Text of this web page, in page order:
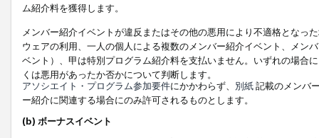
ム紹介料を獲得します。
メンバー紹介イベントが違反またはその他の悪用により不適格となっ
ウェアの利用、一人の個人による複数のメンバー紹介イベント、メン
ベント）、甲は特別プログラム紹介料を支払いません。いずれの場合
くは悪用があったか否かについて判断します。
アソシエイト・プログラム参加要件にかかわらず、 別紙記載のメンバ
ー紹介に関連する場合にのみ許可されるものとします。
(b) ボーナスイベント